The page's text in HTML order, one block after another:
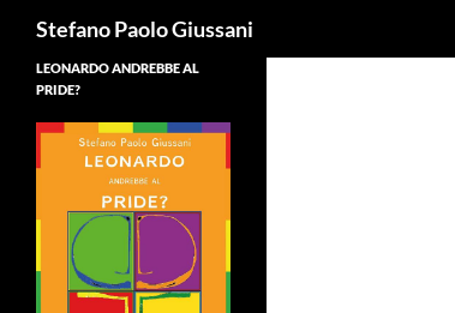
Stefano Paolo Giussani
LEONARDO ANDREBBE AL
PRIDE?